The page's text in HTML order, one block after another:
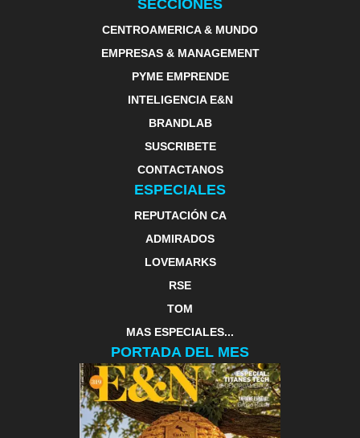
SECCIONES
CENTROAMERICA & MUNDO
EMPRESAS & MANAGEMENT
PYME EMPRENDE
INTELIGENCIA E&N
BRANDLAB
SUSCRIBETE
CONTACTANOS
ESPECIALES
REPUTACIÓN CA
ADMIRADOS
LOVEMARKS
RSE
TOM
MAS ESPECIALES...
PORTADA DEL MES